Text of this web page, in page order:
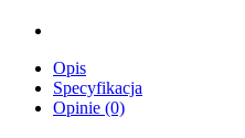
Opis
Specyfikacja
Opinie (0)